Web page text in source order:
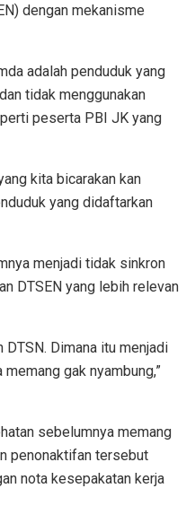
dengan mekanisme
adalah penduduk yang
tidak menggunakan
peserta PBI JK yang
kita bicarakan kan
yang didaftarkan
menjadi tidak sinkron
DTSEN yang lebih relevan
Dimana itu menjadi
gak nyambung,”
sebelumnya memang
penonaktifan tersebut
nota kesepakatan kerja